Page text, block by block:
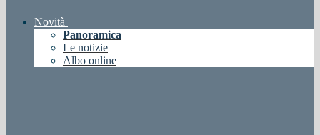
Novità
Panoramica
Le notizie
Albo online